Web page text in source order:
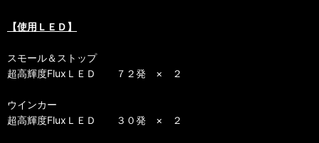
【使用ＬＥＤ】
スモール＆ストップ
超高輝度FluxＬＥＤ ７２発 × ２
ウインカー
超高輝度FluxＬＥＤ ３０発 × ２